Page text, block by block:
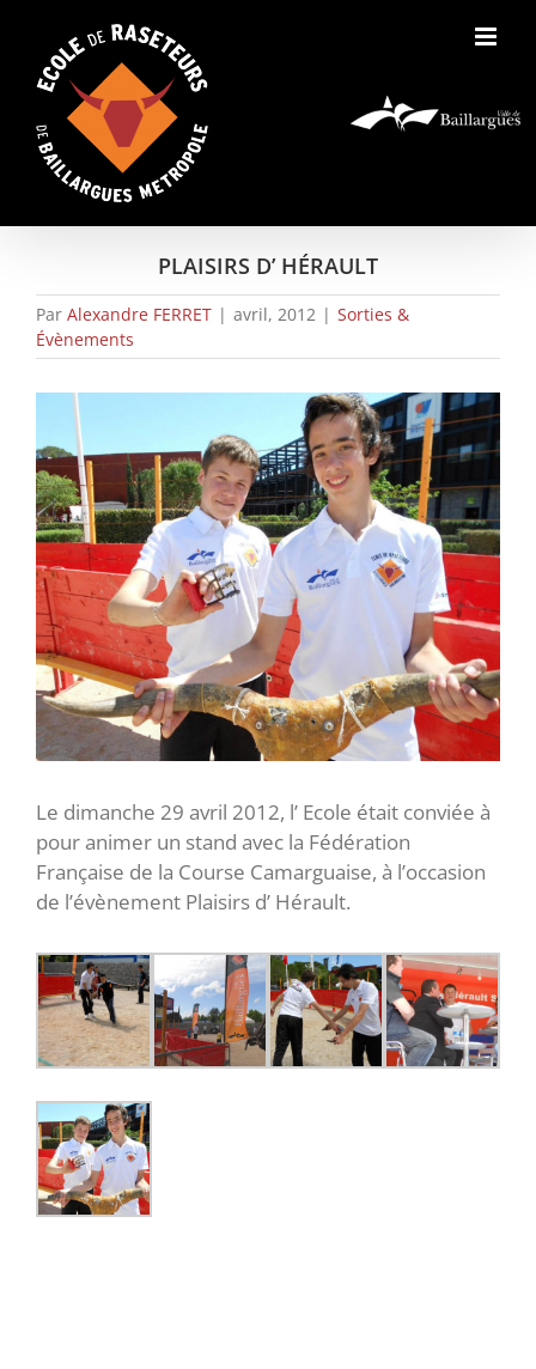
content
PLAISIRS D’ HÉRAULT
Par Alexandre FERRET | avril, 2012 | Sorties &
Évènements
View
Larger
Image
Le dimanche 29 avril 2012, l’ Ecole était conviée à
pour animer un stand avec la Fédération
Française de la Course Camarguaise, à l’occasion
de l’évènement Plaisirs d’ Hérault.